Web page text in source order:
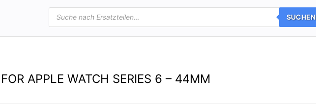
Products
search
SUCHEN
APPLE WATCH SERIES 6 – 44MM